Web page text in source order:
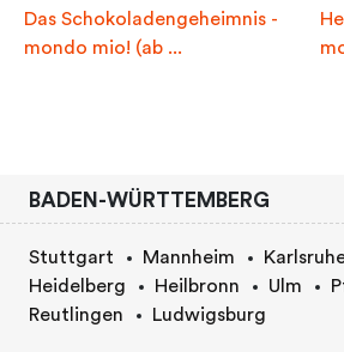
Das Schokoladengeheimnis -
mondo mio! (ab ...
BADEN-WÜRTTEMBERG
Stuttgart Mannheim
Heidelberg
Heilbronn Ulm
Reutlingen
Ludwigsburg